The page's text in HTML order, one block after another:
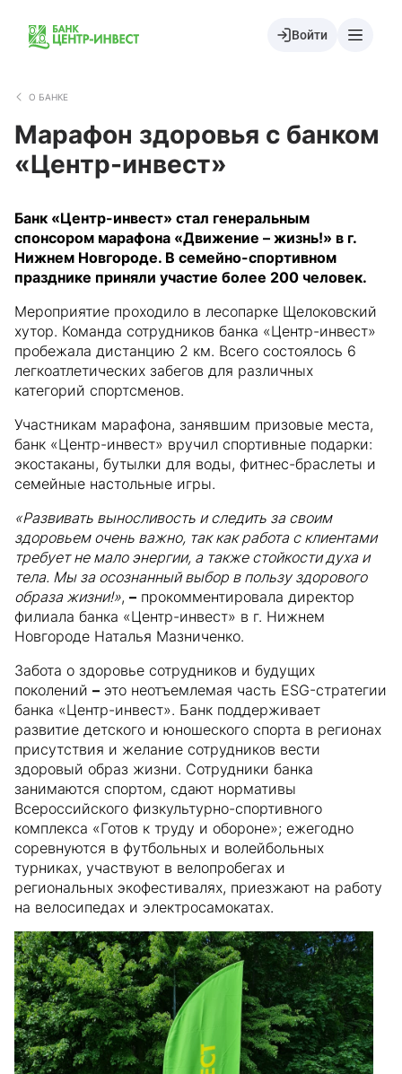
Войти
О БАНКЕ
Марафон здоровья с банком
«Центр-инвест»
Банк «Центр-инвест» стал генеральным
спонсором марафона «Движение – жизнь!» в г.
Нижнем Новгороде. В семейно-спортивном
празднике приняли участие более 200 человек.
Мероприятие проходило в лесопарке Щелоковский
хутор. Команда сотрудников банка «Центр-инвест»
пробежала дистанцию 2 км. Всего состоялось 6
легкоатлетических забегов для различных
категорий спортсменов.
Участникам марафона, занявшим призовые места,
банк «Центр-инвест» вручил спортивные подарки:
экостаканы, бутылки для воды, фитнес-браслеты и
семейные настольные игры.
«Развивать выносливость и следить за своим
здоровьем очень важно, так как работа с клиентами
требует не мало энергии, а также стойкости духа и
тела. Мы за осознанный выбор в пользу здорового
образа жизни!», – прокомментировала директор
филиала банка «Центр-инвест» в г. Нижнем
Новгороде Наталья Мазниченко.
Забота о здоровье сотрудников и будущих
поколений – это неотъемлемая часть ESG-стратегии
банка «Центр-инвест». Банк поддерживает
развитие детского и юношеского спорта в регионах
присутствия и желание сотрудников вести
здоровый образ жизни. Сотрудники банка
занимаются спортом, сдают нормативы
Всероссийского физкультурно-спортивного
комплекса «Готов к труду и обороне»; ежегодно
соревнуются в футбольных и волейбольных
турниках, участвуют в велопробегах и
региональных экофестивалях, приезжают на работу
на велосипедах и электросамокатах.